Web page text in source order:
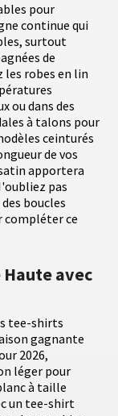
pour
continue qui
surtout
de
les robes en lin
ou dans des
à talons pour
ceinturés
de vos
apportera
pas
boucles
compléter ce
avec
tee-shirts
gagnante
2026,
léger pour
à taille
un tee-shirt